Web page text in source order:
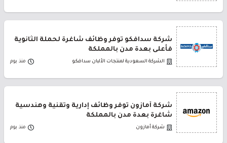
شركة سدافكو توفر وظائف شاغرة لحملة الثانوية
فأعلى بعدة مدن بالمملكة
الشركة السعودية لمنتجات الألبان سدافكو منذ يوم
شركة أمازون توفر وظائف إدارية وتقنية وهندسية
شاغرة بعدة مدن بالمملكة
شركة أمازون منذ يوم